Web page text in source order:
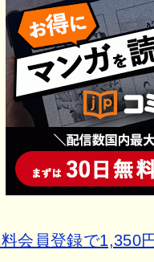
会員登録で1,350